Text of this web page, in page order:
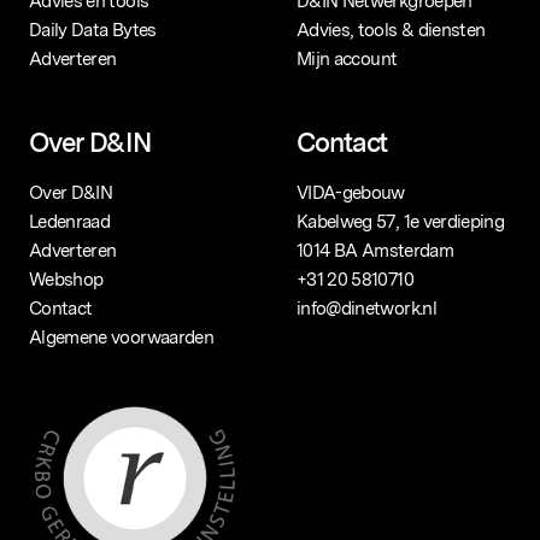
Daily Data Bytes
Adverteren
Advies, tools & diensten
Mijn account
Over D&IN
Over D&IN
Ledenraad
Adverteren
Webshop
Contact
Algemene voorwaarden
Contact
VIDA-gebouw
Kabelweg 57, 1e verdieping
1014 BA Amsterdam
+31 20 5810710
info@dinetwork.nl